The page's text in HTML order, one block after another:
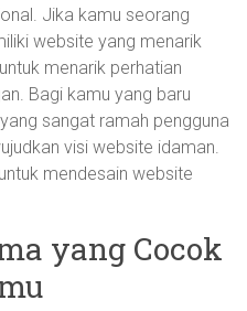
Jika kamu seorang
website yang menarik
menarik perhatian
Bagi kamu yang baru
sangat ramah pengguna
visi website idaman.
mendesain website
yang Cocok